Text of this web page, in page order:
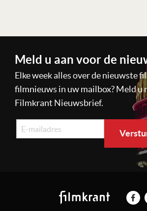
Meld u aan voor de
Elke week alles over de nieuwste
filmnieuws in uw mailbox? Meld u
Filmkrant Nieuwsbrief.